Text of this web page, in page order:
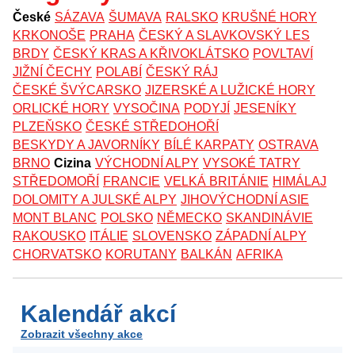
České SÁZAVA ŠUMAVA RALSKO KRUŠNÉ HORY
KRKONOŠE PRAHA ČESKÝ A SLAVKOVSKÝ LES
BRDY ČESKÝ KRAS A KŘIVOKLÁTSKO POVLTAVÍ
JIŽNÍ ČECHY POLABÍ ČESKÝ RÁJ
ČESKÉ ŠVÝCARSKO JIZERSKÉ A LUŽICKÉ HORY
ORLICKÉ HORY VYSOČINA PODYJÍ JESENÍKY
PLZEŇSKO ČESKÉ STŘEDOHOŘÍ
BESKYDY A JAVORNÍKY BÍLÉ KARPATY OSTRAVA
BRNO Cizina VÝCHODNÍ ALPY VYSOKÉ TATRY
STŘEDOMOŘÍ
FRANCIE VELKÁ BRITÁNIE HIMÁLAJ
DOLOMITY A JULSKÉ ALPY JIHOVÝCHODNÍ ASIE
MONT BLANC POLSKO NĚMECKO SKANDINÁVIE
RAKOUSKO ITÁLIE SLOVENSKO ZÁPADNÍ ALPY
CHORVATSKO KORUTANY BALKÁN AFRIKA
Kalendář akcí
Zobrazit všechny akce